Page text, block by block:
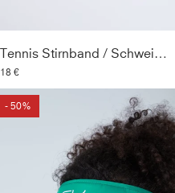
Tennis Stirnband / Schweißband, petrol grün
18 €
- 50%